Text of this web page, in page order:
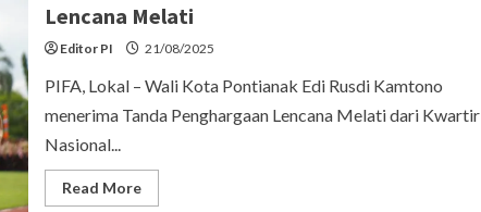
Lencana Melati
Editor PI 21/08/2025
PIFA, Lokal – Wali Kota Pontianak Edi Rusdi Kamtono
menerima Tanda Penghargaan Lencana Melati dari Kwartir
Nasional...
Read MoreRead
more